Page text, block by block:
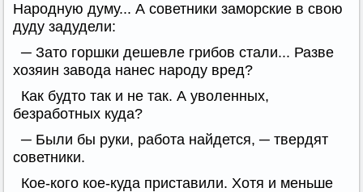
Народную думу... А советники заморские в свою
дуду задудели:
─ Зато горшки дешевле грибов стали... Разве
хозяин завода нанес народу вред?
Как будто так и не так. А уволенных,
безработных куда?
─ Были бы руки, работа найдется, ─ твердят
советники.
Кое-кого кое-куда приставили. Хотя и меньше